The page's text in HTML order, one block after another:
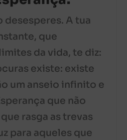
desesperes. A tua
que
da vida, te diz:
existe: existe
um anseio infinito e
que não
rasga as trevas
para aqueles que